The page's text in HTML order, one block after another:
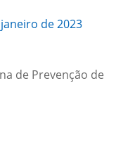
de 2023
de Prevenção de